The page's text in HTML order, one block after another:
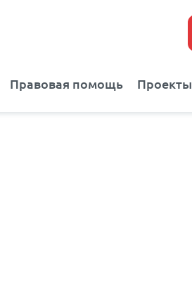
Правовая помощь Проекты